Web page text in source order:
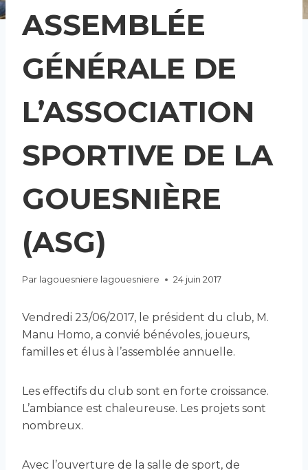
ASSEMBLÉE
GÉNÉRALE DE
L’ASSOCIATION
SPORTIVE DE LA
GOUESNIÈRE
(ASG)
Par lagouesniere lagouesniere 24 juin 2017
Vendredi 23/06/2017, le président du club, M.
Manu Homo, a convié bénévoles, joueurs,
familles et élus à l’assemblée annuelle.
Les effectifs du club sont en forte croissance.
L’ambiance est chaleureuse. Les projets sont
nombreux.
Avec l’ouverture de la salle de sport, de